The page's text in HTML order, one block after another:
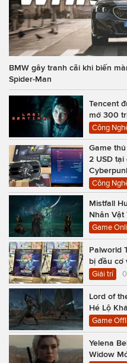
BMW gây tranh cãi khi biến
Spider-Man
Tencent
mở 300
Công
Game
2 USD
Công
Mistfall
Nhân Vật
Game
Palworld
bị đầu cơ
Giải trí
Lord of
Hé Lộ
Game
Yelena
Widow